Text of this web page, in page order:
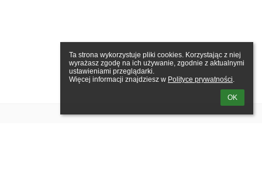
Ta strona wykorzystuje pliki cookies. Korzystając z niej
wyrażasz zgodę na ich używanie, zgodnie z aktualnymi
ustawieniami przeglądarki.
Więcej informacji znajdziesz w Polityce prywatności.
OK